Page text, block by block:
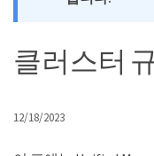
클러스터
12/18/2023